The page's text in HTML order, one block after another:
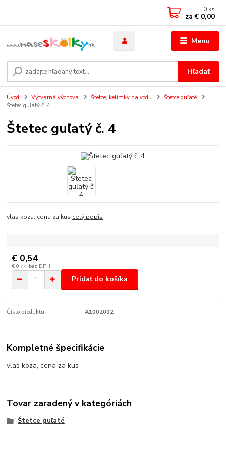
Menu
Hľadať
0 ks
za € 0,00
Úvod Výtvarná výchova Štetce, kelímky na vodu
Štetce guľaté
Štetec guľatý č. 4
Štetec guľatý č. 4
vlas koza, cena za kus celý popis
€ 0,54
€ 0,44 bez DPH
Pridať do košíka
Číslo produktu: A1002002
Kompletné špecifikácie
vlas koza, cena za kus
Tovar zaradený v kategóriách
Štetce guľaté